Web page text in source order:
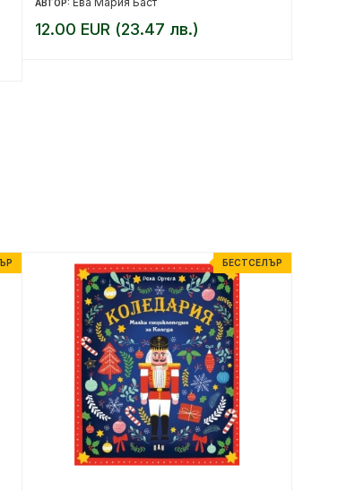
АВТОР:
12.00 EUR (23.47 лв.)
БЕСТСЕЛЪР